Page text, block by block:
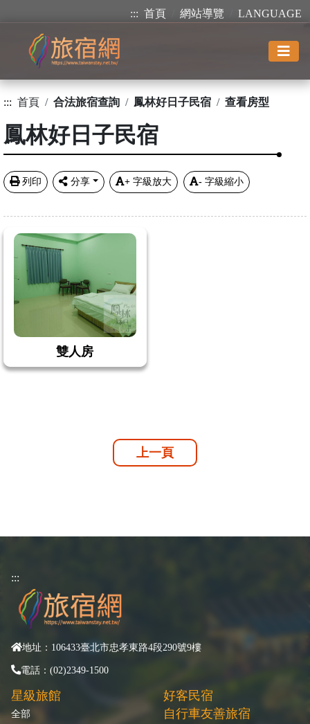
::: 首頁 網站導覽 LANGUAGE
::: 首頁 合法旅宿查詢 鳳林好日子民宿 查看房型
鳳林好日子民宿
列印 分享 + 字級放大 - 字級縮小
雙人房
上一頁
:::
地址：106433臺北市忠孝東路4段290號9樓
電話：(02)2349-1500
星級旅館
全部
好客民宿
自行車友善旅宿